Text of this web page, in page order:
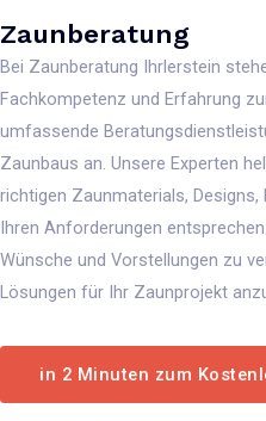
Zaunberatung
Bei Zaunberatung Ihrlerstein
Fachkompetenz und Erfahrung
umfassende
Zaunbaus an. Unsere Experten
richtigen Zaunmaterials,
Ihren Anforderungen
Wünsche und Vorstellungen zu
Lösungen für Ihr Zaunprojekt
in 2 Minuten zum